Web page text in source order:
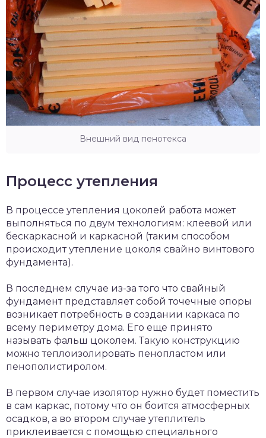
Внешний вид пенотекса
Процесс утепления
В процессе утепления цоколей работа может
выполняться по двум технологиям: клеевой или
бескаркасной и каркасной (таким способом
происходит утепление цоколя свайно винтового
фундамента).
В последнем случае из-за того что свайный
фундамент представляет собой точечные опоры
возникает потребность в создании каркаса по
всему периметру дома. Его еще принято
называть фальш цоколем. Такую конструкцию
можно теплоизолировать пенопластом или
пенополистиролом.
В первом случае изолятор нужно будет поместить
в сам каркас, потому что он боится атмосферных
осадков, а во втором случае утеплитель
приклеивается с помощью специального